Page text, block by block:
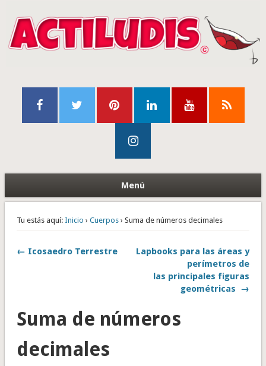
Menú
Tu estás aquí: Inicio › Cuerpos› Suma de números decimales
← Icosaedro Terrestre
Lapbooks para las áreas y
perímetros de
las principales figuras
geométricas →
Suma de números
decimales